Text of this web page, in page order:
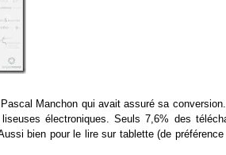
Manchon qui avait assuré sa
électroniques. Seuls 7,6% des
bien pour le lire sur tablette (de